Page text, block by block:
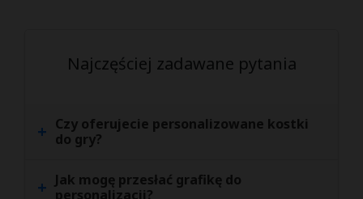
Najczęściej zadawane pytania
+ Czy oferujecie personalizowane kostki
do gry?
+ Jak mogę przesłać grafikę do
personalizacji?